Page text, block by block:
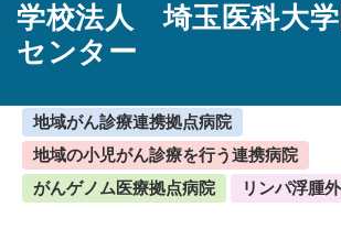
学校法人 埼玉医科大
センター
地域がん診療連携拠点病院
地域の小児がん診療を行う連携病院
がんゲノム医療拠点病院
リンパ浮腫